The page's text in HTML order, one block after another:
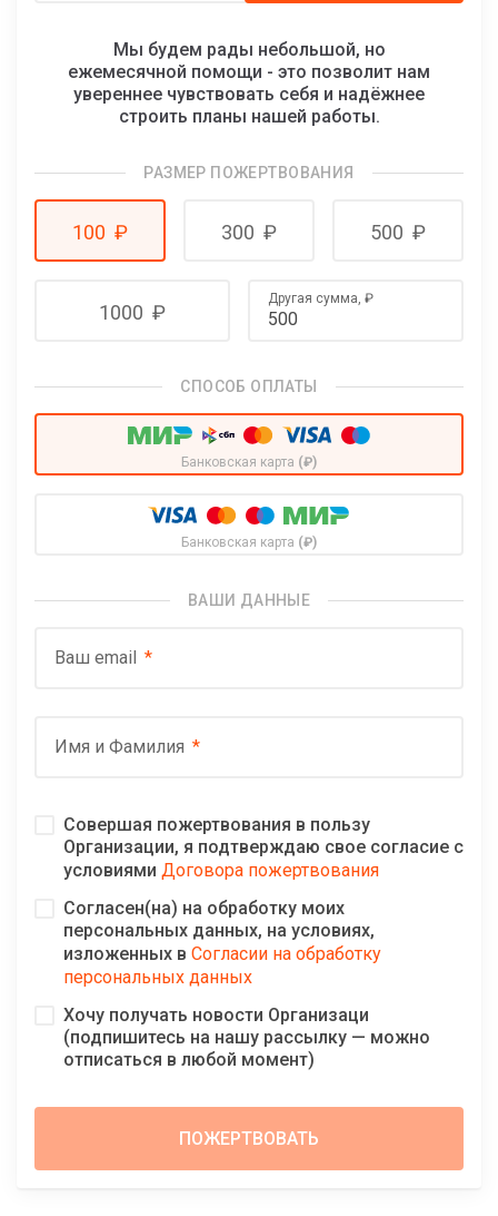
Мы будем рады небольшой, но
ежемесячной помощи - это позволит нам
увереннее чувствовать себя и надёжнее
строить планы нашей работы.
РАЗМЕР ПОЖЕРТВОВАНИЯ
100 ₽ 300 ₽ 500 ₽
1000 ₽
Другая сумма, ₽
СПОСОБ ОПЛАТЫ
Банковская карта (₽)
Банковская карта (₽)
ВАШИ ДАННЫЕ
Ваш email
Имя и Фамилия
Совершая пожертвования в пользу
Организации, я подтверждаю свое согласие с
условиями Договора пожертвования
Согласен(на) на обработку моих
персональных данных, на условиях,
изложенных в Согласии на обработку
персональных данных
Хочу получать новости Организаци
(подпишитесь на нашу рассылку — можно
отписаться в любой момент)